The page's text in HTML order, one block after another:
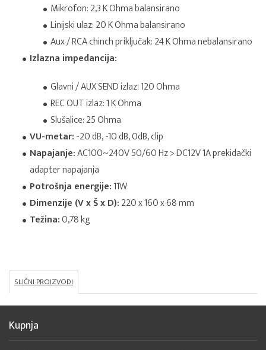
Mikrofon: 2,3 K Ohma balansirano
Linijski ulaz: 20 K Ohma balansirano
Aux / RCA chinch priključak: 24 K Ohma nebalansirano
Izlazna impedancija:
Glavni / AUX SEND izlaz: 120 Ohma
REC OUT izlaz: 1 K Ohma
Slušalice: 25 Ohma
VU-metar:-20 dB, -10 dB, 0dB, clip
Napajanje:AC100~240V 50/60 Hz > DC12V 1A prekidački
adapter napajanja
Potrošnja energije:11W
Dimenzije (V x Š x D):220 x 160 x 68 mm
Težina:0,78 kg
SLIČNI PROIZVODI
Kupnja